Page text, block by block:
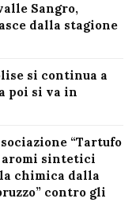
Sangro,
dalla stagione
si continua a
poi si va in
“Tartufo
aromi sintetici
chimica dalla
contro gli